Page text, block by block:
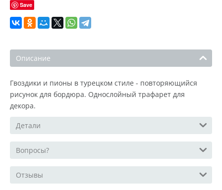
Save
Описание
Гвоздики и пионы в турецком стиле - повторяющийся
рисунок для бордюра. Однослойный трафарет для
декора.
Детали
Вопросы?
Отзывы